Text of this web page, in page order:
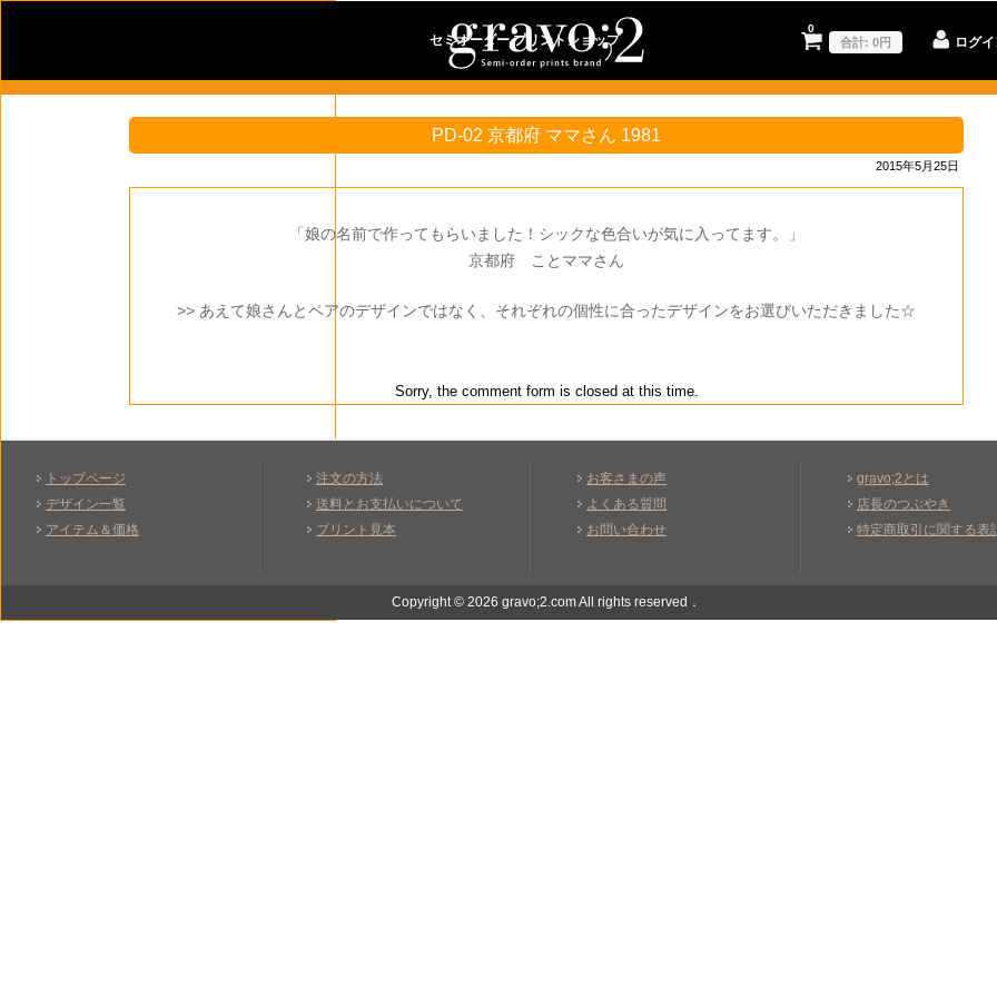
セミオーダー プリントショップ
0
合計: 0円 ログ
PD-02 京都府 ママさん 1981
2015年5月25日
「娘の名前で作ってもらいました！シックな色合いが気に入ってます。」
京都府 ことママさん
>> あえて娘さんとペアのデザインではなく、それぞれの個性に合ったデザインをお選びいただきました☆
Sorry, the comment form is closed at this time.
トップページ
デザイン一覧
アイテム＆価格
注文の方法
送料とお支払いについて
プリント見本
お客さまの声
よくある質問
お問い合わせ
gravo;2とは
店長のつぶやき
特定商取引に関する表
Copyright © 2026 gravo;2.com All rights reserved．